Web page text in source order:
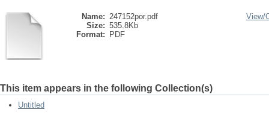
Name: 247152por.pdf
Size: 535.8Kb
Format:
PDF
View/
This item appears in the following Collection(s)
Untitled